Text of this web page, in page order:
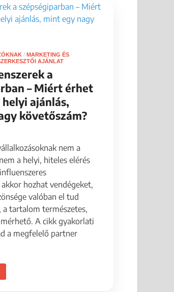
/MARKETING ÉS
AJÁNLAT
a
– Miért érhet
ajánlás,
követőszám?
nem a
a helyi, hiteles elérés
hozhat vendégeket,
valóban el tud
a tartalom természetes,
A cikk gyakorlati
a megfelelő partner